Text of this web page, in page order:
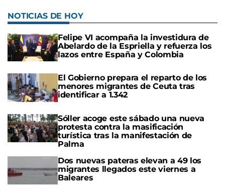
NOTICIAS DE HOY
Felipe VI acompaña la investidura de
Abelardo de la Espriella y refuerza los
lazos entre España y Colombia
El Gobierno prepara el reparto de los
menores migrantes de Ceuta tras
identificar a 1.342
Sóller acoge este sábado una nueva
protesta contra la masificación
turística tras la manifestación de
Palma
Dos nuevas pateras elevan a 49 los
migrantes llegados este viernes a
Baleares